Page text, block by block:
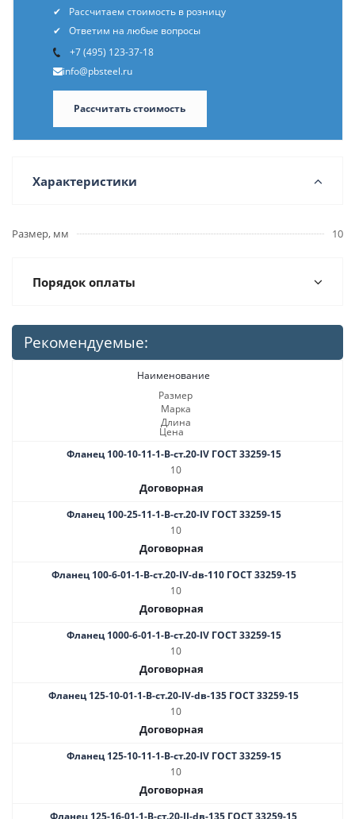
Рассчитаем стоимость в розницу
Ответим на любые вопросы
+7 (495) 123-37-18
info@pbsteel.ru
Рассчитать стоимость
Характеристики
Размер, мм 10
Порядок оплаты
Рекомендуемые:
Наименование
Размер
Марка
Длина
Цена
Фланец 100-10-11-1-B-ст.20-IV ГОСТ 33259-15
10
Договорная
Фланец 100-25-11-1-В-ст.20-IV ГОСТ 33259-15
10
Договорная
Фланец 100-6-01-1-B-ст.20-IV-dв-110 ГОСТ 33259-15
10
Договорная
Фланец 1000-6-01-1-B-ст.20-IV ГОСТ 33259-15
10
Договорная
Фланец 125-10-01-1-B-ст.20-IV-dв-135 ГОСТ 33259-15
10
Договорная
Фланец 125-10-11-1-B-ст.20-IV ГОСТ 33259-15
10
Договорная
Фланец 125-16-01-1-B-ст.20-II-dв-135 ГОСТ 33259-15